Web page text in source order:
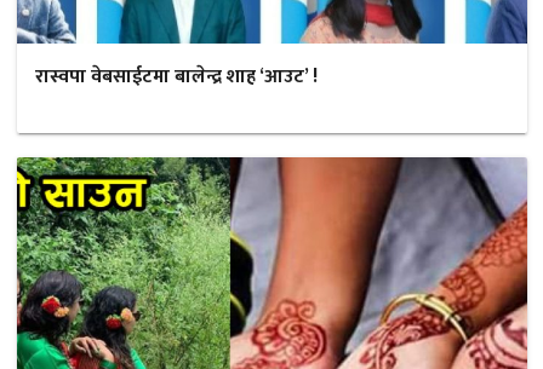
रास्वपा वेबसाईटमा बालेन्द्र शाह ‘आउट’ !